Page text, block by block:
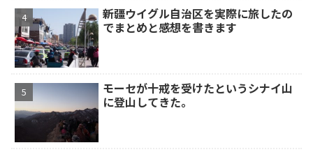
新疆ウイグル自治区を実際に旅したの
でまとめと感想を書きます
モーセが十戒を受けたというシナイ山
に登山してきた。